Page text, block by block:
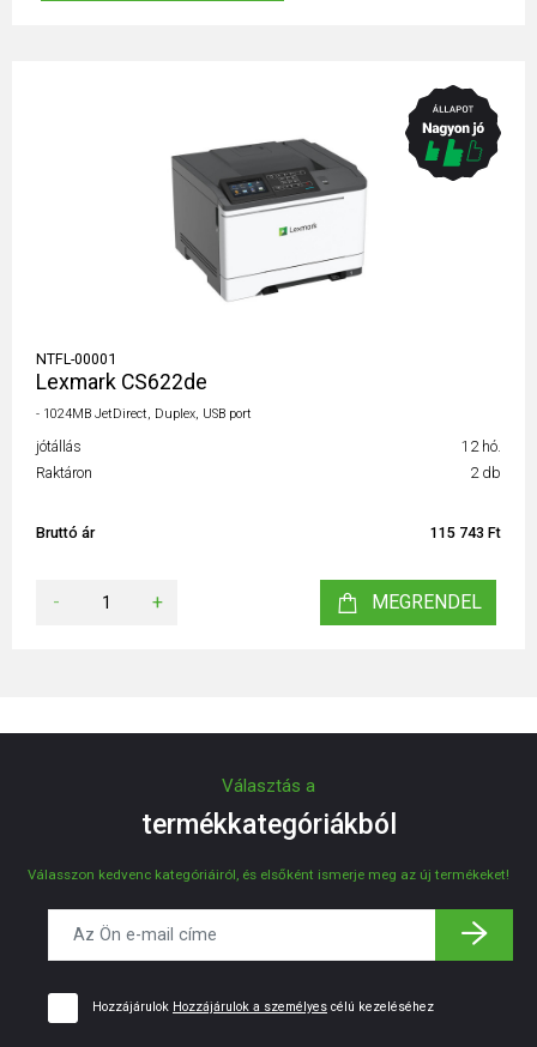
NTFL-00001
Lexmark CS622de
- 1024MB JetDirect, Duplex, USB port
jótállás
12 hó.
Raktáron
2 db
Bruttó ár 115 743 Ft
- + MEGRENDEL
Választás a
termékkategóriákból
Válasszon kedvenc kategóriáiról, és elsőként ismerje meg az új termékeket!
Hozzájárulok Hozzájárulok a személyes célú kezeléséhez